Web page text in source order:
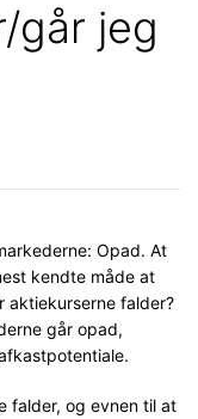
går jeg
Opad. At
kendte måde at
aktiekurserne falder?
går opad,
falder, og evnen til at